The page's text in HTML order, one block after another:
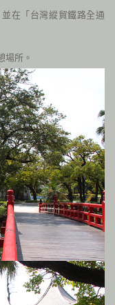
並在「台灣縱貿鐵路全通
場所。